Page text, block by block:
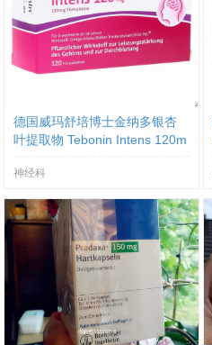
德国威玛舒培博士金纳多银杏
叶提取物 Tebonin Intens 120m
神经科